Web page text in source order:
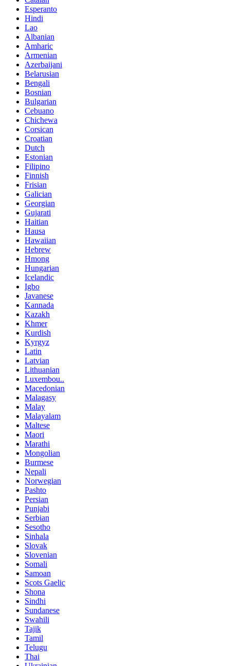
Esperanto
Hindi
Lao
Albanian
Amharic
Armenian
Azerbaijani
Belarusian
Bengali
Bosnian
Bulgarian
Cebuano
Chichewa
Corsican
Croatian
Dutch
Estonian
Filipino
Finnish
Frisian
Galician
Georgian
Gujarati
Haitian
Hausa
Hawaiian
Hebrew
Hmong
Hungarian
Icelandic
Igbo
Javanese
Kannada
Kazakh
Khmer
Kurdish
Kyrgyz
Latin
Latvian
Lithuanian
Luxembou..
Macedonian
Malagasy
Malay
Malayalam
Maltese
Maori
Marathi
Mongolian
Burmese
Nepali
Norwegian
Pashto
Persian
Punjabi
Serbian
Sesotho
Sinhala
Slovak
Slovenian
Somali
Samoan
Scots Gaelic
Shona
Sindhi
Sundanese
Swahili
Tajik
Tamil
Telugu
Thai